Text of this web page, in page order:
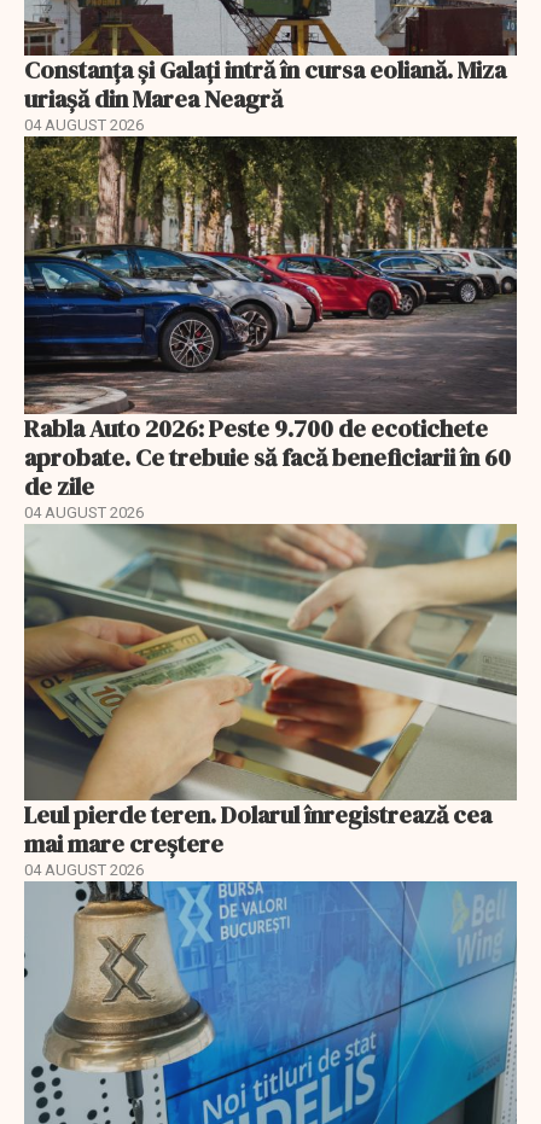
Constanța și Galați intră în cursa eoliană. Miza
uriașă din Marea Neagră
04 AUGUST 2026
Rabla Auto 2026: Peste 9.700 de ecotichete
aprobate. Ce trebuie să facă beneficiarii în 60
de zile
04 AUGUST 2026
Leul pierde teren. Dolarul înregistrează cea
mai mare creștere
04 AUGUST 2026